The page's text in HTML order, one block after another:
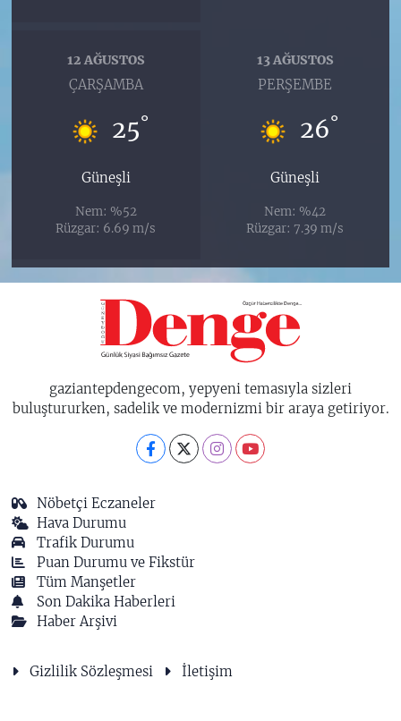
12 AĞUSTOS
ÇARŞAMBA
25°
Güneşli
Nem: %52
Rüzgar: 6.69 m/s
13 AĞUSTOS
PERŞEMBE
26°
Güneşli
Nem: %42
Rüzgar: 7.39 m/s
gaziantepdengecom, yepyeni temasıyla sizleri
buluştururken, sadelik ve modernizmi bir araya getiriyor.
Nöbetçi Eczaneler
Hava Durumu
Trafik Durumu
Puan Durumu ve Fikstür
Tüm Manşetler
Son Dakika Haberleri
Haber Arşivi
Gizlilik Sözleşmesi İletişim